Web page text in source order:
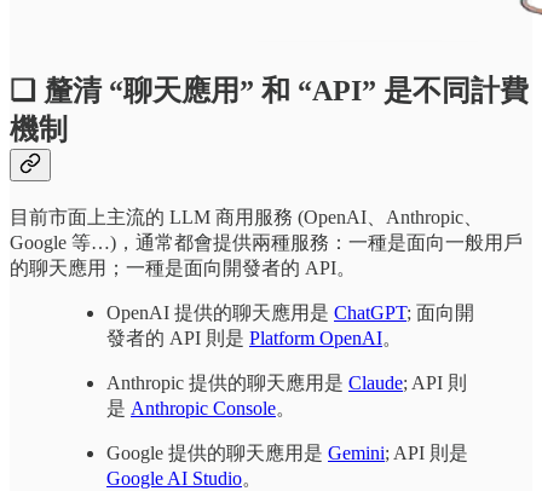
❏ 釐清 “聊天應用” 和 “API” 是不同計費
機制
目前市面上主流的 LLM 商用服務 (OpenAI、Anthropic、
Google 等…)，通常都會提供兩種服務：一種是面向一般用戶
的聊天應用；一種是面向開發者的 API。
OpenAI 提供的聊天應用是 ChatGPT; 面向開
發者的 API 則是 Platform OpenAI。
Anthropic 提供的聊天應用是 Claude; API 則
是 Anthropic Console。
Google 提供的聊天應用是 Gemini; API 則是
Google AI Studio。